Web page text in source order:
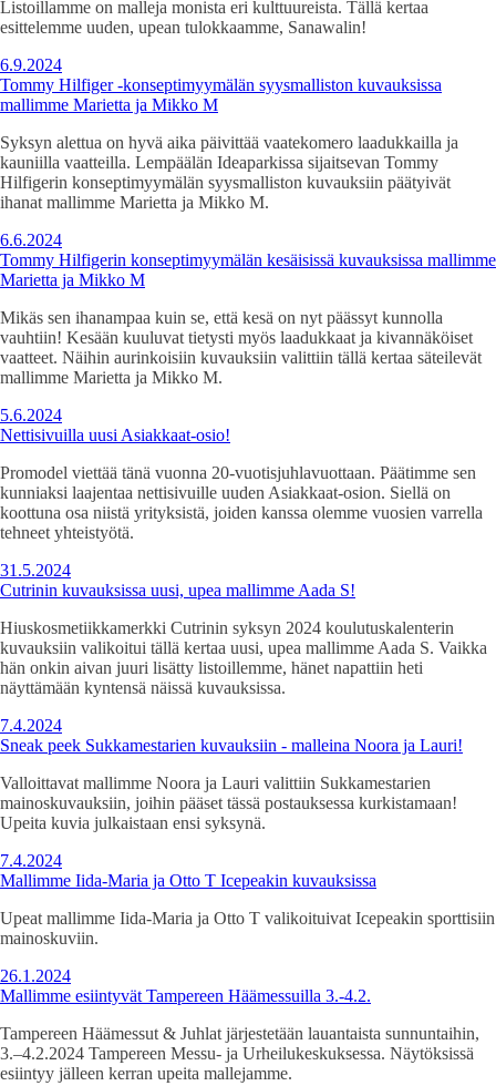
Listoillamme on malleja monista eri kulttuureista. Tällä kertaa
esittelemme uuden, upean tulokkaamme, Sanawalin!
6.9.2024
Tommy Hilfiger -konseptimyymälän syysmalliston kuvauksissa
mallimme Marietta ja Mikko M
Syksyn alettua on hyvä aika päivittää vaatekomero laadukkailla ja
kauniilla vaatteilla. Lempäälän Ideaparkissa sijaitsevan Tommy
Hilfigerin konseptimyymälän syysmalliston kuvauksiin päätyivät
ihanat mallimme Marietta ja Mikko M.
6.6.2024
Tommy Hilfigerin konseptimyymälän kesäisissä kuvauksissa mallimme
Marietta ja Mikko M
Mikäs sen ihanampaa kuin se, että kesä on nyt päässyt kunnolla
vauhtiin! Kesään kuuluvat tietysti myös laadukkaat ja kivannäköiset
vaatteet. Näihin aurinkoisiin kuvauksiin valittiin tällä kertaa säteilevät
mallimme Marietta ja Mikko M.
5.6.2024
Nettisivuilla uusi Asiakkaat-osio!
Promodel viettää tänä vuonna 20-vuotisjuhlavuottaan. Päätimme sen
kunniaksi laajentaa nettisivuille uuden Asiakkaat-osion. Siellä on
koottuna osa niistä yrityksistä, joiden kanssa olemme vuosien varrella
tehneet yhteistyötä.
31.5.2024
Cutrinin kuvauksissa uusi, upea mallimme Aada S!
Hiuskosmetiikkamerkki Cutrinin syksyn 2024 koulutuskalenterin
kuvauksiin valikoitui tällä kertaa uusi, upea mallimme Aada S. Vaikka
hän onkin aivan juuri lisätty listoillemme, hänet napattiin heti
näyttämään kyntensä näissä kuvauksissa.
7.4.2024
Sneak peek Sukkamestarien kuvauksiin - malleina Noora ja Lauri!
Valloittavat mallimme Noora ja Lauri valittiin Sukkamestarien
mainoskuvauksiin, joihin pääset tässä postauksessa kurkistamaan!
Upeita kuvia julkaistaan ensi syksynä.
7.4.2024
Mallimme Iida-Maria ja Otto T Icepeakin kuvauksissa
Upeat mallimme Iida-Maria ja Otto T valikoituivat Icepeakin sporttisiin
mainoskuviin.
26.1.2024
Mallimme esiintyvät Tampereen Häämessuilla 3.-4.2.
Tampereen Häämessut & Juhlat järjestetään lauantaista sunnuntaihin,
3.–4.2.2024 Tampereen Messu- ja Urheilukeskuksessa. Näytöksissä
esiintyy jälleen kerran upeita mallejamme.